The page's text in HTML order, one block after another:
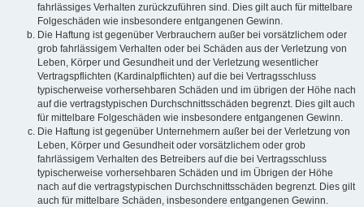
fahrlässiges Verhalten zurückzuführen sind. Dies gilt auch für mittelbare
Folgeschäden wie insbesondere entgangenen Gewinn.
Die Haftung ist gegenüber Verbrauchern außer bei vorsätzlichem oder
grob fahrlässigem Verhalten oder bei Schäden aus der Verletzung von
Leben, Körper und Gesundheit und der Verletzung wesentlicher
Vertragspflichten (Kardinalpflichten) auf die bei Vertragsschluss
typischerweise vorhersehbaren Schäden und im übrigen der Höhe nach
auf die vertragstypischen Durchschnittsschäden begrenzt. Dies gilt auch
für mittelbare Folgeschäden wie insbesondere entgangenen Gewinn.
Die Haftung ist gegenüber Unternehmern außer bei der Verletzung von
Leben, Körper und Gesundheit oder vorsätzlichem oder grob
fahrlässigem Verhalten des Betreibers auf die bei Vertragsschluss
typischerweise vorhersehbaren Schäden und im Übrigen der Höhe
nach auf die vertragstypischen Durchschnittsschäden begrenzt. Dies gilt
auch für mittelbare Schäden, insbesondere entgangenen Gewinn.